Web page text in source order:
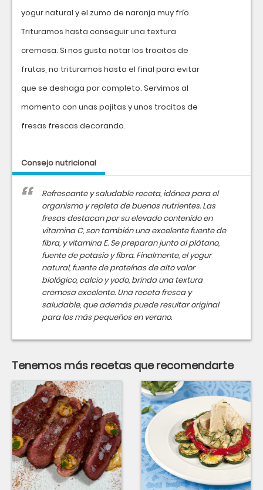
yogur natural y el zumo de naranja muy frío.
Trituramos hasta conseguir una textura
cremosa. Si nos gusta notar los trocitos de
frutas, no trituramos hasta el final para evitar
que se deshaga por completo. Servimos al
momento con unas pajitas y unos trocitos de
fresas frescas decorando.
Consejo nutricional
Refrescante y saludable receta, idónea para el
organismo y repleta de buenos nutrientes. Las
fresas destacan por su elevado contenido en
vitamina C, son también una excelente fuente de
fibra, y vitamina E. Se preparan junto al plátano,
fuente de potasio y fibra. Finalmente, el yogur
natural, fuente de proteínas de alto valor
biológico, calcio y yodo, brinda una textura
cremosa excelente. Una receta fresca y
saludable, que además puede resultar original
para los más pequeños en verano.
Tenemos más recetas que recomendarte